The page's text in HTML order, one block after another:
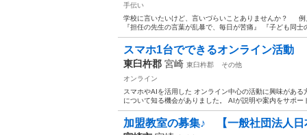
手伝い
学校に言いたいけど、言いづらいことありませんか？
『担任の先生の言葉が乱暴で、毎日が苦痛』 『子ども同
スマホ1台でできるオンライン活動
東臼杵郡 宮崎 東臼杵郡
その他
オンライン
スマホやAIを活用した オンライン中心の活動に興味があ
について知る機会がありました。 AIが説明や案内をサポ
加盟教室の募集♪ 【一般社団法人日